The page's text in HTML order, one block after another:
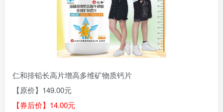
仁和排铅长高片增高多维矿物质钙片
【原价】149.00元
【券后价】14.00元